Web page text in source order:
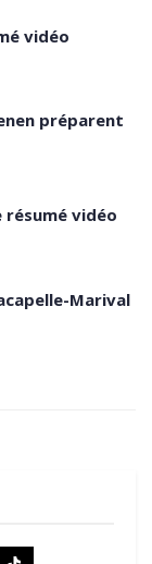
vidéo
préparent
résumé vidéo
Marival